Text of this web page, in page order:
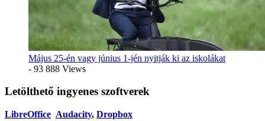
Május 25-én vagy június 1-jén nyitják ki az iskolákat
- 93 888 Views
Letölthető ingyenes szoftverek
LibreOffice Audacity, Dropbox